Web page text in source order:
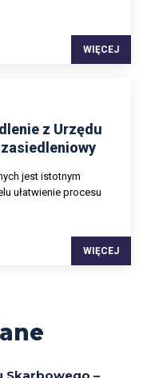
WIĘCEJ
z Urzędu
zasiedleniowy
jest istotnym
ułatwienie procesu
WIĘCEJ